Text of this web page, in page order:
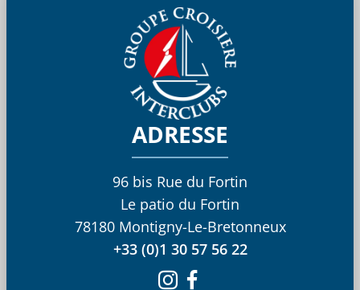
ADRESSE
96 bis Rue du Fortin
Le patio du Fortin
78180 Montigny-Le-Bretonneux
+33 (0)1 30 57 56 22